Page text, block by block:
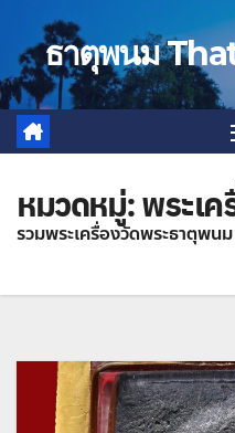
contentธาตุพนม
หมวดหมู่:พระเ
รวมพระเครื่องวัดพระธาตุพ